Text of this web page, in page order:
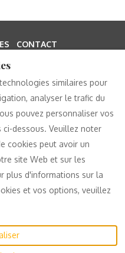
CONTACT
similaires pour
analyser le trafic du
pouvez personnaliser vos
dessous. Veuillez noter
cookies peut avoir un
site Web et sur les
plus d'informations sur la
et vos options, veuillez